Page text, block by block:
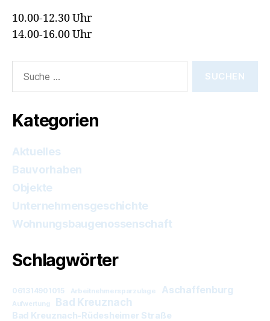
10.00-12.30 Uhr
14.00-16.00 Uhr
nach:
Kategorien
Aktuelles
Bauvorhaben
Objekte
Unternehmensgeschichte
Wohnungsbaugenossenschaft
Schlagwörter
061314901015 Arbeitnehmersparzulage Aschaffenburg
Aufwertung Bad Kreuznach
Bad Kreuznach-Rüdesheimer Straße